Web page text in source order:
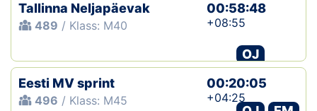
Tallinna Neljapäevak
489 / Klass: M40
00:58:48
+08:55
OJ
Eesti MV sprint
496 / Klass: M45
00:20:05
+04:25